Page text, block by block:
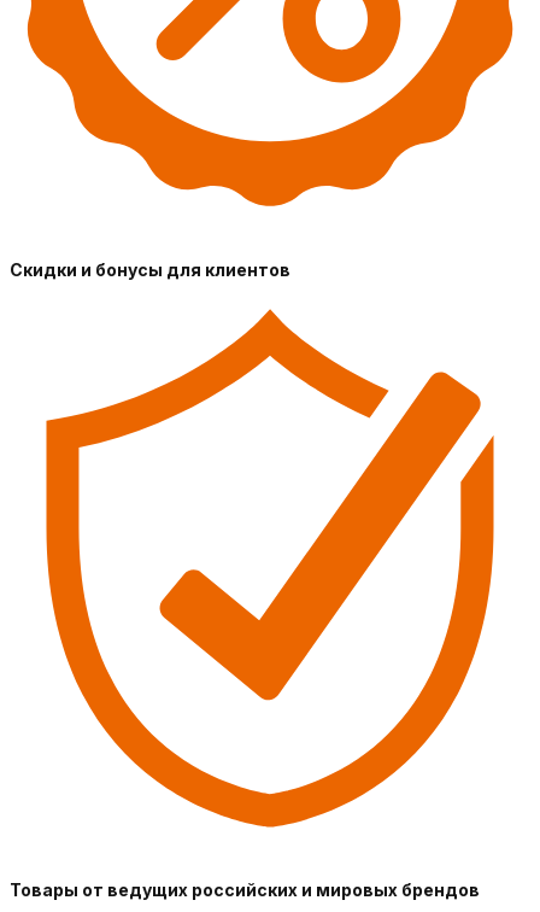
Скидки и бонусы для клиентов
Товары от ведущих российских и мировых брендов